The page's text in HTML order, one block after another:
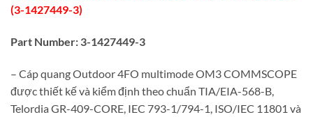
(3-1427449-3)
Part Number: 3-1427449-3
– Cáp quang Outdoor 4FO multimode OM3 COMMSCOPE
được thiết kế và kiểm định theo chuẩn TIA/EIA-568-B,
Telordia GR-409-CORE, IEC 793-1/794-1, ISO/IEC 11801 và